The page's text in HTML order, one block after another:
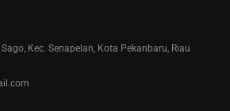
Kec. Senapelan, Kota Pekanbaru, Riau